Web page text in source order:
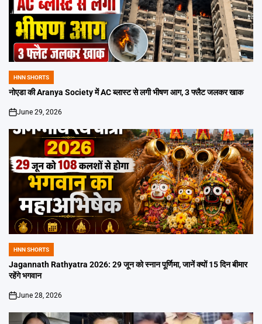
POSTED
IN
HNN SHORTS
नोएडा की Aranya Society में AC ब्लास्ट से लगी भीषण आग, 3 फ्लैट जलकर खाक
on
June 29, 2026
POSTED
IN
HNN SHORTS
Jagannath Rathyatra 2026: 29 जून को स्नान पूर्णिमा, जानें क्यों 15 दिन बीमार
रहेंगे भगवान
on
June 28, 2026